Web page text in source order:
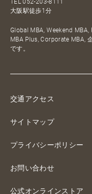
大阪駅徒歩1分
Global MBA, Weekend
MBA Plus, Corporate MBA,
です。
交通アクセス
サイトマップ
プライバシーポリシー
お問い合わせ
公式オンラインストア